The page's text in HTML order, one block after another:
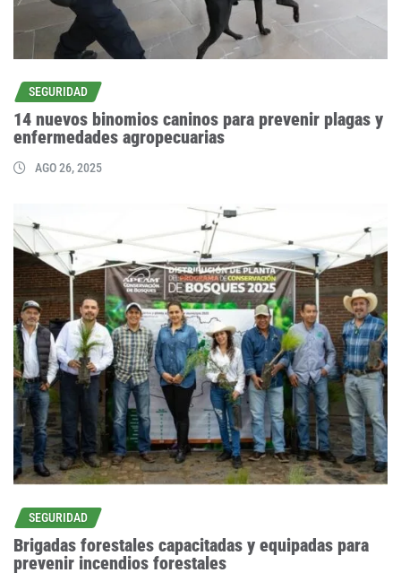
SEGURIDAD
14 nuevos binomios caninos para prevenir plagas y
enfermedades agropecuarias
AGO 26, 2025
SEGURIDAD
Brigadas forestales capacitadas y equipadas para
prevenir incendios forestales